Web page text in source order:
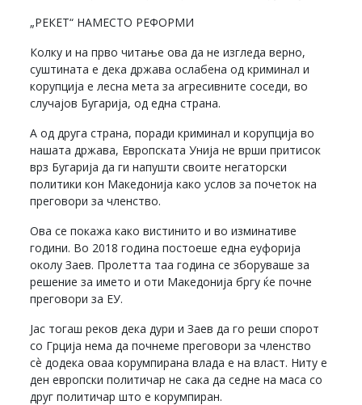
„РЕКЕТ“ НАМЕСТО РЕФОРМИ
Колку и на прво читање ова да не изгледа верно,
суштината е дека држава ослабена од криминал и
корупција е лесна мета за агресивните соседи, во
случајов Бугарија, од една страна.
А од друга страна, поради криминал и корупција во
нашата држава, Европската Унија не врши притисок
врз Бугарија да ги напушти своите негаторски
политики кон Македонија како услов за почеток на
преговори за членство.
Ова се покажа како вистинито и во изминативе
години. Во 2018 година постоеше една еуфорија
околу Заев. Пролетта таа година се зборуваше за
решение за името и оти Македонија бргу ќе почне
преговори за ЕУ.
Јас тогаш реков дека дури и Заев да го реши спорот
со Грција нема да почнеме преговори за членство
сѐ додека оваа корумпирана влада е на власт. Ниту е
ден европски политичар не сака да седне на маса со
друг политичар што е корумпиран.